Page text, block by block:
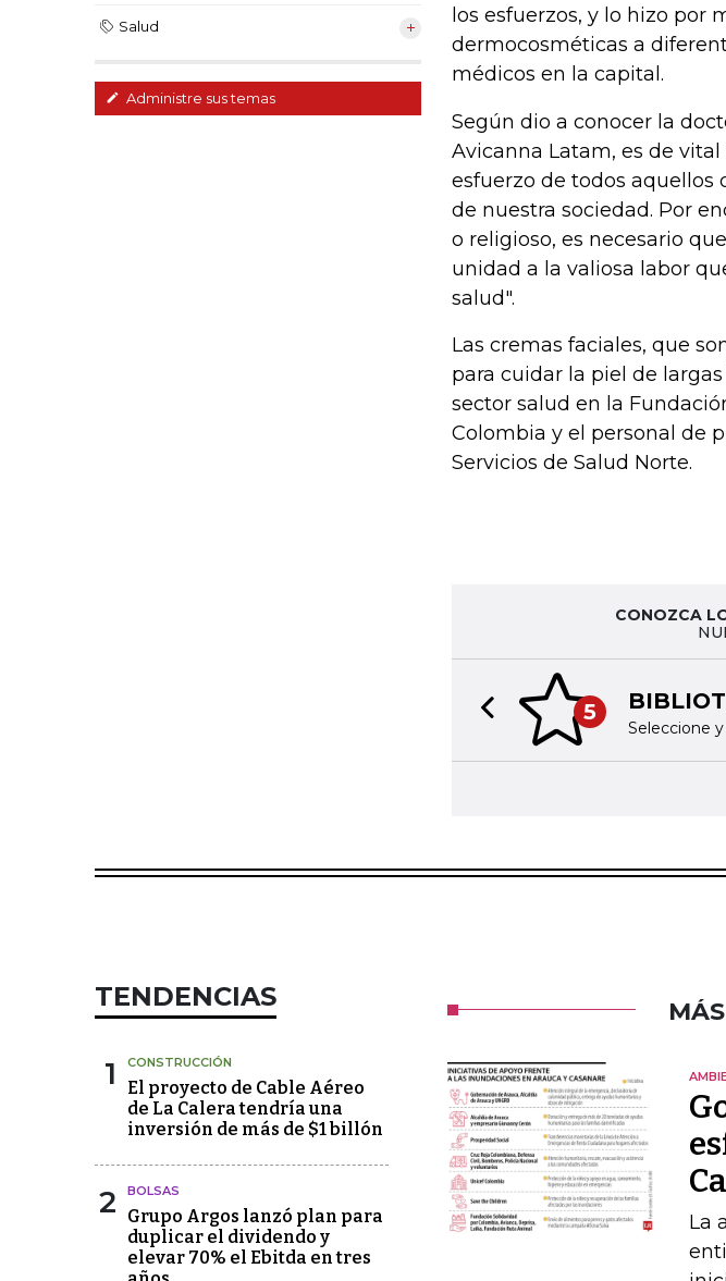
Salud
Administre sus temas
los esfuerzos, y lo hizo por
dermocosméticas a
médicos en la capital.
Según dio a conocer la
Avicanna Latam, es de
esfuerzo de todos
de nuestra sociedad. Por
o religioso, es necesario
unidad a la valiosa labor
salud".
Las cremas faciales, que
para cuidar la piel de
sector salud en la
Colombia y el personal de
Servicios de Salud Norte.
CONOZCA
5
Seleccione
Previous slide
TENDENCIAS
1 CONSTRUCCIÓN
El proyecto de Cable Aéreo
de La Calera tendría una
inversión de más de $1 billón
2 BOLSAS
Grupo Argos lanzó plan para
duplicar el dividendo y
elevar 70% el Ebitda en tres
La